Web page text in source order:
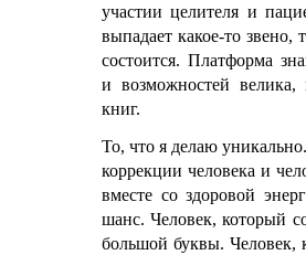
участии целителя и
выпадает какое-то звено,
состоится. Платформа
и возможностей велика,
книг.
То, что я делаю
коррекции человека и
вместе со здоровой
шанс. Человек, который
большой буквы. Человек,